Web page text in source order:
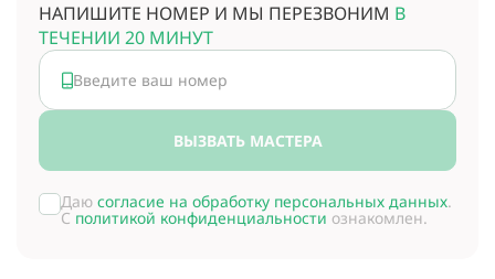
НАПИШИТЕ НОМЕР И МЫ ПЕРЕЗВОНИМ В
ТЕЧЕНИИ 20 МИНУТ
ВЫЗВАТЬ МАСТЕРА
Даю согласие на обработку персональных данных.
С политикой конфиденциальности ознакомлен.